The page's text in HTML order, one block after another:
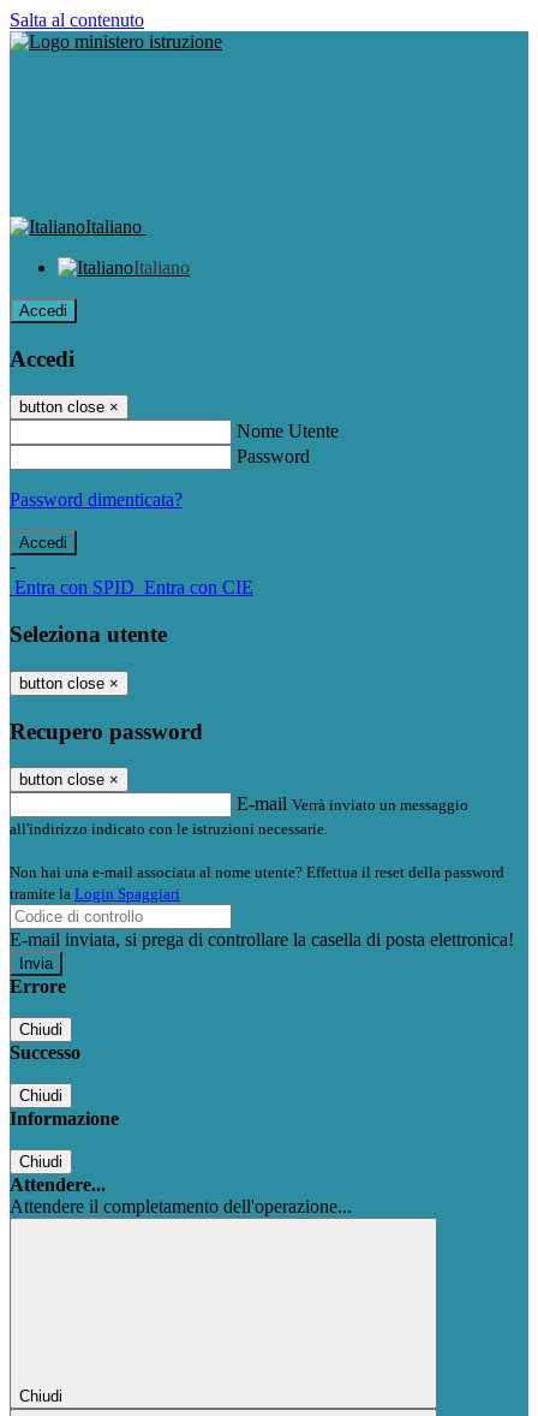
Salta al contenuto
Italiano
Italiano
Accedi
Accedi
button close ×
Nome Utente
Password
Password dimenticata?
-
Entra con SPID Entra con CIE
Seleziona utente
button close ×
Recupero password
button close ×
E-mail Verrà inviato un messaggio
all'indirizzo indicato con le istruzioni necessarie.
Non hai una e-mail associata al nome utente? Effettua il reset della password
tramite la Login Spaggiari
E-mail inviata, si prega di controllare la casella di posta elettronica!
Errore
Chiudi
Successo
Chiudi
Informazione
Chiudi
Attendere...
Attendere il completamento dell'operazione...
Chiudi